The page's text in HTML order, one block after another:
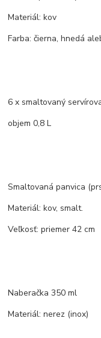
Materiál: kov
Farba: čierna, hnedá
6 x smaltovaný
objem 0,8 L
Smaltovaná panvica
Materiál: kov, smalt.
Veľkosť: priemer 42 cm
Naberačka 350 ml
Materiál: nerez (inox)